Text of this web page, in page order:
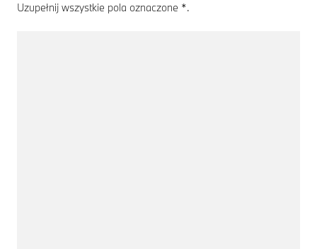
Uzupełnij wszystkie pola oznaczone *.